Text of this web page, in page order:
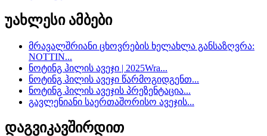
უახლესი ამბები
მრავალშრიანი ცხოვრების ხელახლა განსაზღვრა:
NOTTIN...
ნოტინგ ჰილის ავეჯი | 2025Wra...
ნოტინგ ჰილის ავეჯი წარმოგიდგენთ...
ნოტინგ ჰილის ავეჯის პრეზენტაცია...
გავლენიანი საერთაშორისო ავეჯის...
დაგვიკავშირდით